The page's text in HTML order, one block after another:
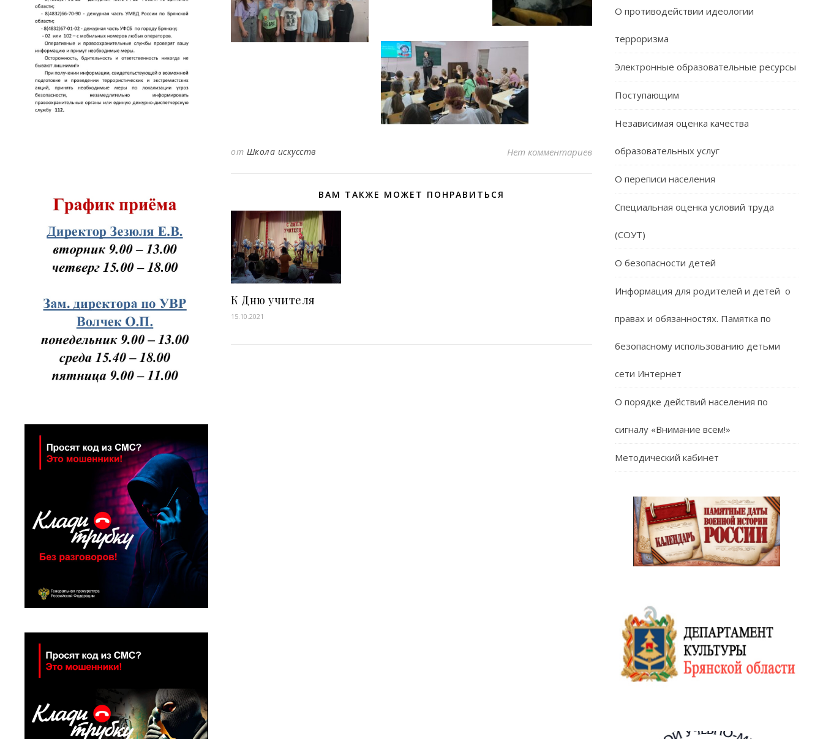
от Школа искусств Нет комментариев
ВАМ ТАКЖЕ МОЖЕТ ПОНРАВИТЬСЯ
К Дню учителя
15.10.2021
О противодействии идеологии
терроризма
Электронные образовательные ресурсы
Поступающим
Независимая оценка качества
образовательных услуг
О переписи населения
Специальная оценка условий труда
(СОУТ)
О безопасности детей
Информация для родителей и детей о
правах и обязанностях. Памятка по
безопасному использованию детьми
сети Интернет
О порядке действий населения по
сигналу «Внимание всем!»
Методический кабинет